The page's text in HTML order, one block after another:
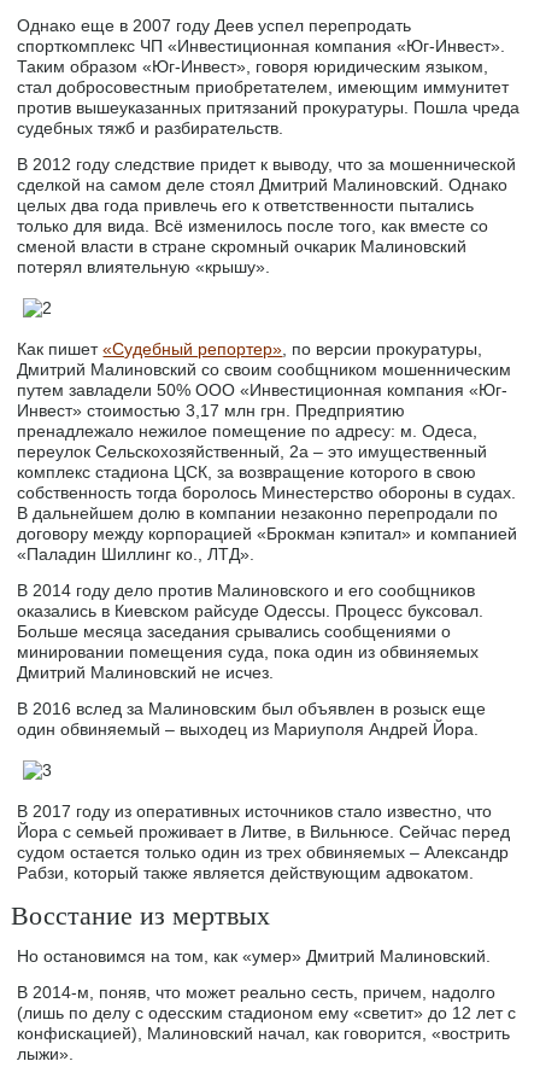
Однако еще в 2007 году Деев успел перепродать
спорткомплекс ЧП «Инвестиционная компания «Юг-Инвест».
Таким образом «Юг-Инвест», говоря юридическим языком,
стал добросовестным приобретателем, имеющим иммунитет
против вышеуказанных притязаний прокуратуры. Пошла чреда
судебных тяжб и разбирательств.
В 2012 году следствие придет к выводу, что за мошеннической
сделкой на самом деле стоял Дмитрий Малиновский. Однако
целых два года привлечь его к ответственности пытались
только для вида. Всё изменилось после того, как вместе со
сменой власти в стране скромный очкарик Малиновский
потерял влиятельную «крышу».
Как пишет«Судебный репортер» , по версии прокуратуры,
Дмитрий Малиновский со своим сообщником мошенническим
путем завладели 50% ООО «Инвестиционная компания «Юг-
Инвест» стоимостью 3,17 млн грн. Предприятию
пренадлежало нежилое помещение по адресу: м. Одеса,
переулок Сельскохозяйственный, 2а – это имущественный
комплекс стадиона ЦСК, за возвращение которого в свою
собственность тогда боролось Минестерство обороны в судах.
В дальнейшем долю в компании незаконно перепродали по
договору между корпорацией «Брокман кэпитал» и компанией
«Паладин Шиллинг ко., ЛТД».
В 2014 году дело против Малиновского и его сообщников
оказались в Киевском райсуде Одессы. Процесс буксовал.
Больше месяца заседания срывались сообщениями о
минировании помещения суда, пока один из обвиняемых
Дмитрий Малиновский не исчез.
В 2016 вслед за Малиновским был объявлен в розыск еще
один обвиняемый – выходец из Мариуполя Андрей Йора.
В 2017 году из оперативных источников стало известно, что
Йора с семьей проживает в Литве, в Вильнюсе. Сейчас перед
судом остается только один из трех обвиняемых – Александр
Рабзи, который также является действующим адвокатом.
Восстание из мертвых
Но остановимся на том, как «умер» Дмитрий Малиновский.
В 2014-м, поняв, что может реально сесть, причем, надолго
(лишь по делу с одесским стадионом ему «светит» до 12 лет с
конфискацией), Малиновский начал, как говорится, «вострить
лыжи».